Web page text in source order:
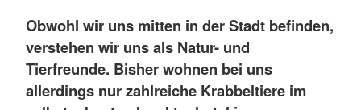
Obwohl wir uns mitten in der Stadt befinden,
verstehen wir uns als Natur- und
Tierfreunde. Bisher wohnen bei uns
allerdings nur zahlreiche Krabbeltiere im